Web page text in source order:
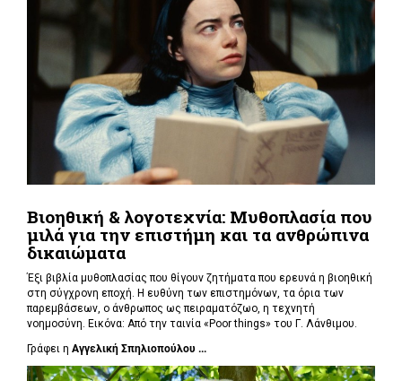
Βιοηθική & λογοτεχνία: Μυθοπλασία που
μιλά για την επιστήμη και τα ανθρώπινα
δικαιώματα
Έξι βιβλία μυθοπλασίας που θίγουν ζητήματα που ερευνά η βιοηθική
στη σύγχρονη εποχή. Η ευθύνη των επιστημόνων, τα όρια των
παρεμβάσεων, ο άνθρωπος ως πειραματόζωο, η τεχνητή
νοημοσύνη. Εικόνα: Από την ταινία «Poor things» του Γ. Λάνθιμου.
Γράφει η Αγγελική Σπηλιοπούλου ...